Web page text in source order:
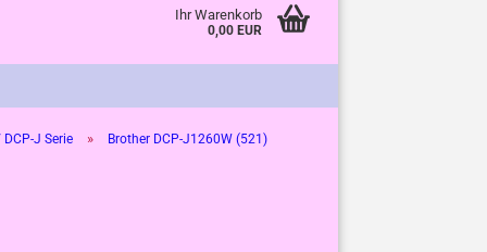
Ihr Warenkorb
0,00 EUR
DCP-J Serie » Brother DCP-J1260W (521)